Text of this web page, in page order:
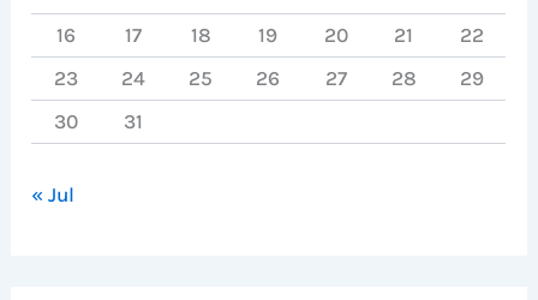
16
17 18 19 20 21
22
23
24 25 26 27 28
29
30
31
« Jul